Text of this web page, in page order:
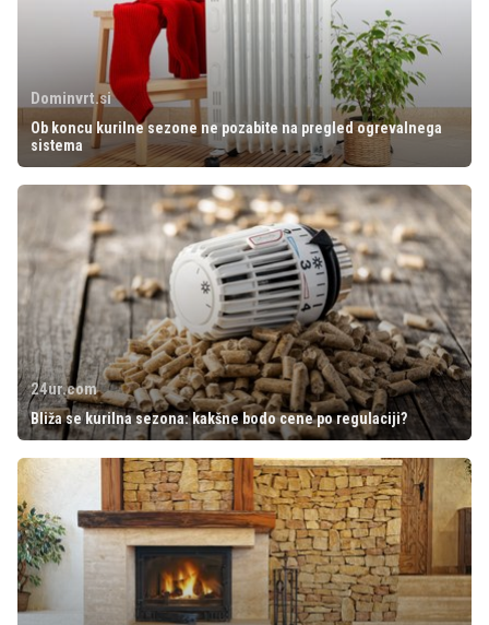
Dominvrt.si
Ob koncu kurilne sezone ne pozabite na pregled ogrevalnega
sistema
24ur.com
Bliža se kurilna sezona: kakšne bodo cene po regulaciji?